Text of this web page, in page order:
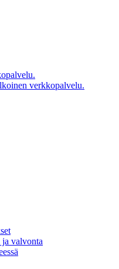
verkkopalvelu.
valvonta